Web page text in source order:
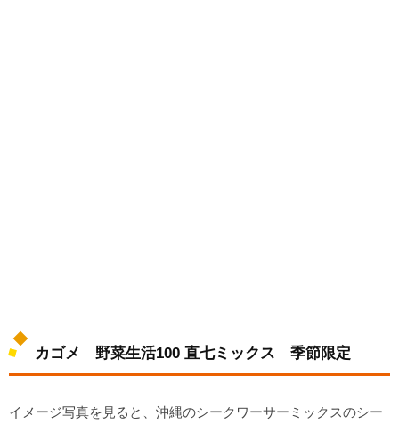
カゴメ 野菜生活100 直七ミックス 季節限定
イメージ写真を見ると、沖縄のシークワーサーミックスのシー